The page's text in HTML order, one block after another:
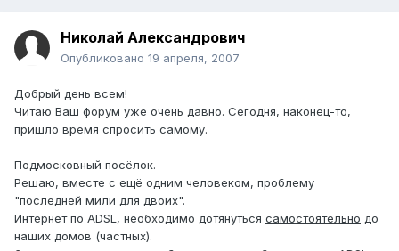
Николай Александрович
Опубликовано 19 апреля, 2007
Добрый день всем!
Читаю Ваш форум уже очень давно. Сегодня, наконец-то,
пришло время спросить самому.
Подмосковный посёлок.
Решаю, вместе с ещё одним человеком, проблему
"последней мили для двоих".
Интернет по ADSL, необходимо дотянуться самостоятельно до
наших домов (частных).